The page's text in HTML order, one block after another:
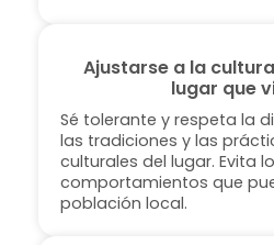
Ajustarse a la
lugar que
Sé tolerante y respeta la
las tradiciones y las
culturales del lugar. Evita
comportamientos que
población local.